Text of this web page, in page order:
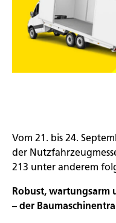
Vom 21. bis 24.
der
213 unter anderem
Robust, wartungsarm
– der